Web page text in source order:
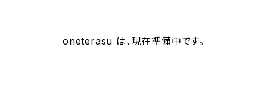
oneterasu は、現在準備中です。